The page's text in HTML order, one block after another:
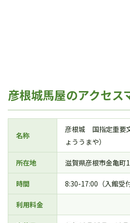
彦根城馬屋のアクセス
名称
彦根城 国指定重要
ょううまや）
所在地 滋賀県彦根市金亀町
時間 8:30-17:00（入館受
利用料金